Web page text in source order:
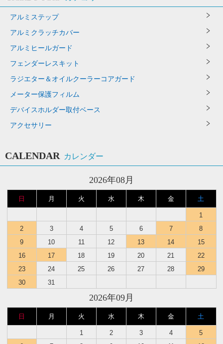
アルミステップ
アルミクラッチカバー
アルミヒールガード
フェンダーレスキット
ラジエター＆オイルクーラーコアガード
メーター保護フィルム
デバイスホルダー取付ベース
アクセサリー
CALENDAR カレンダー
2026年08月
日 月 火 水 木 金 土
1
2
3 4 5 6 7
8
9
10 11 12 13 14
15
16
17 18 19 20 21
22
23
24 25 26 27 28
29
30
31
2026年09月
日 月 火 水 木 金 土
1 2 3 4
5